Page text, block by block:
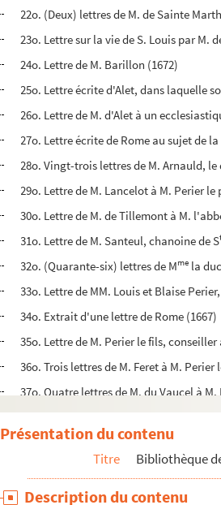
22o. (Deux) lettres de M. de Sainte
23o. Lettre sur la vie de S. Louis par M.
24o. Lettre de M. Barillon (1672)
25o. Lettre écrite d'Alet, dans laquelle
26o. Lettre de M. d'Alet à un
27o. Lettre écrite de Rome au sujet de
28o. Vingt-trois lettres de M. Arnauld, le
29o. Lettre de M. Lancelot à M. Perier
30o. Lettre de M. de Tillemont à M.
31o. Lettre de M. Santeul, chanoine de S
32o. (Quarante-six) lettres de Mme la
33o. Lettre de MM. Louis et Blaise
34o. Extrait d'une lettre de Rome (1667)
35o. Lettre de M. Perier le fils,
36o. Trois lettres de M. Feret à M.
37o. Quatre lettres de M. du Vaucel à
38o. Extrait d'une lettre écrite d'Alet
39o. Lettre de M. de Barillon à M.
40o. (Trois) lettres de M. Pavillon,
41o. Lettre de M. Vallant à M
Perier,
Présentation du contenu
Titre Bibliothèque
Description du contenu